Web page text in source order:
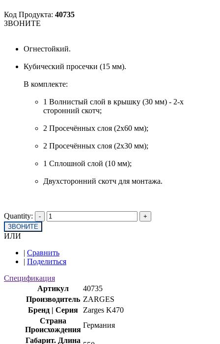
Код Продукта: 40735
ЗВОНИТЕ
Огнестойкий.
Кубический просечки (15 мм).
В комплекте:
1 Волнистый слой в крышку (30 мм) - 2-х
сторонний скотч;
2 Просечённых слоя (2х60 мм);
2 Просечённых слоя (2х30 мм);
1 Сплошной слой (10 мм);
Двухсторонний скотч для монтажа.
Quantity:
ЗВОНИТЕ
ИЛИ
| Сравнить
| Поделиться
Спецификация
Артикул
40735
Производитель ZARGES
Бренд | Серия
Zarges K470
Страна
Происхождения
Германия
Габарит. Длина